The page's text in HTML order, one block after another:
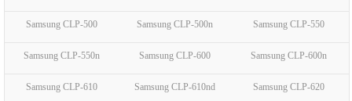
Samsung CLP-500 Samsung CLP-500n Samsung CLP-550
Samsung CLP-550n Samsung CLP-600 Samsung CLP-600n
Samsung CLP-610 Samsung CLP-610nd Samsung CLP-620